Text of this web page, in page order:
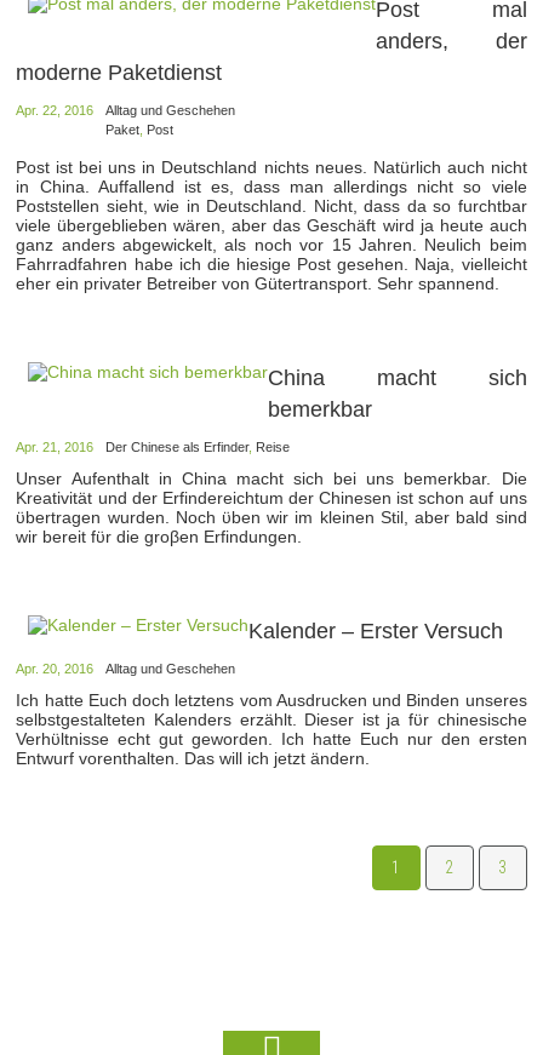
Post mal
anders, der
moderne Paketdienst
Apr. 22, 2016
Alltag und Geschehen
Paket Post
Post ist bei uns in Deutschland nichts neues. Natürlich auch nicht
in China. Auffallend ist es, dass man allerdings nicht so viele
Poststellen sieht, wie in Deutschland. Nicht, dass da so furchtbar
viele übergeblieben wären, aber das Geschäft wird ja heute auch
ganz anders abgewickelt, als noch vor 15 Jahren. Neulich beim
Fahrradfahren habe ich die hiesige Post gesehen. Naja, vielleicht
eher ein privater Betreiber von Gütertransport. Sehr spannend.
China macht sich
bemerkbar
Apr. 21, 2016 Der Chinese als Erfinder, Reise
Unser Aufenthalt in China macht sich bei uns bemerkbar. Die
Kreativität und der Erfindereichtum der Chinesen ist schon auf uns
ϋbertragen wurden. Noch ϋben wir im kleinen Stil, aber bald sind
wir bereit fϋr die groβen Erfindungen.
Kalender – Erster Versuch
Apr. 20, 2016 Alltag und Geschehen
Ich hatte Euch doch letztens vom Ausdrucken und Binden unseres
selbstgestalteten Kalenders erzählt. Dieser ist ja fϋr chinesische
Verhϋltnisse echt gut geworden. Ich hatte Euch nur den ersten
Entwurf vorenthalten. Das will ich jetzt ändern.
1 2 3